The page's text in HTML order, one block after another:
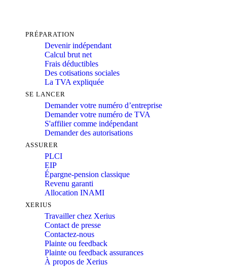
PRÉPARATION
Devenir indépendant
Calcul brut net
Frais déductibles
Des cotisations sociales
La TVA expliquée
SE LANCER
Demander votre numéro d’entreprise
Demander votre numéro de TVA
S'affilier comme indépendant
Demander des autorisations
ASSURER
PLCI
EIP
Épargne-pension classique
Revenu garanti
Allocation INAMI
XERIUS
Travailler chez Xerius
Contact de presse
Contactez-nous
Plainte ou feedback
Plainte ou feedback assurances
À propos de Xerius